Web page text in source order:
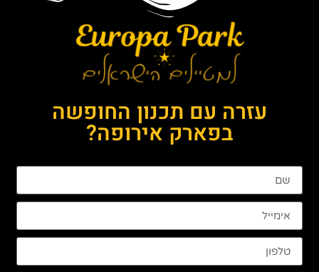
עזרה עם תכנון החופשה
בפארק אירופה?